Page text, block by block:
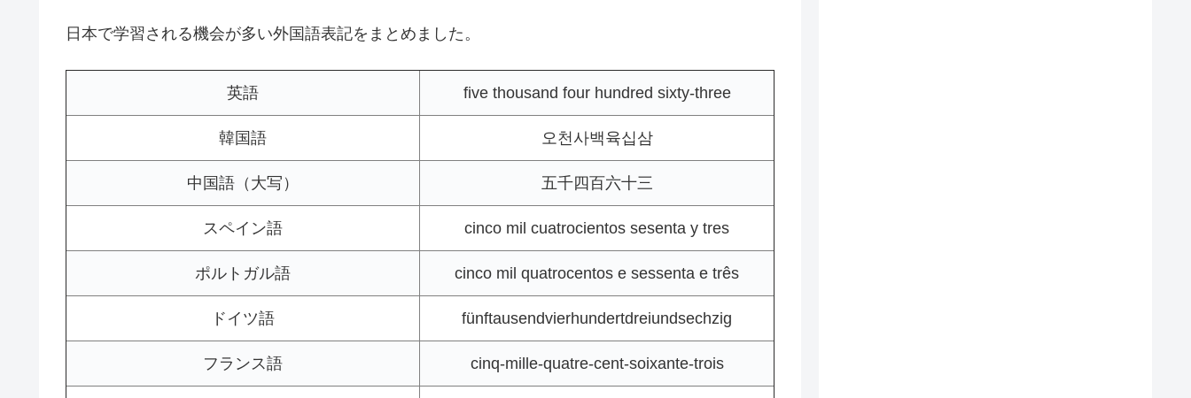
日本で学習される機会が多い外国語表記をまとめました。
英語 five thousand four hundred sixty-three
韓国語 오천사백육십삼
中国語（大写） 五千四百六十三
スペイン語 cinco mil cuatrocientos sesenta y tres
ポルトガル語 cinco mil quatrocentos e sessenta e três
ドイツ語 fünftausendvierhundertdreiundsechzig
フランス語 cinq-mille-quatre-cent-soixante-trois